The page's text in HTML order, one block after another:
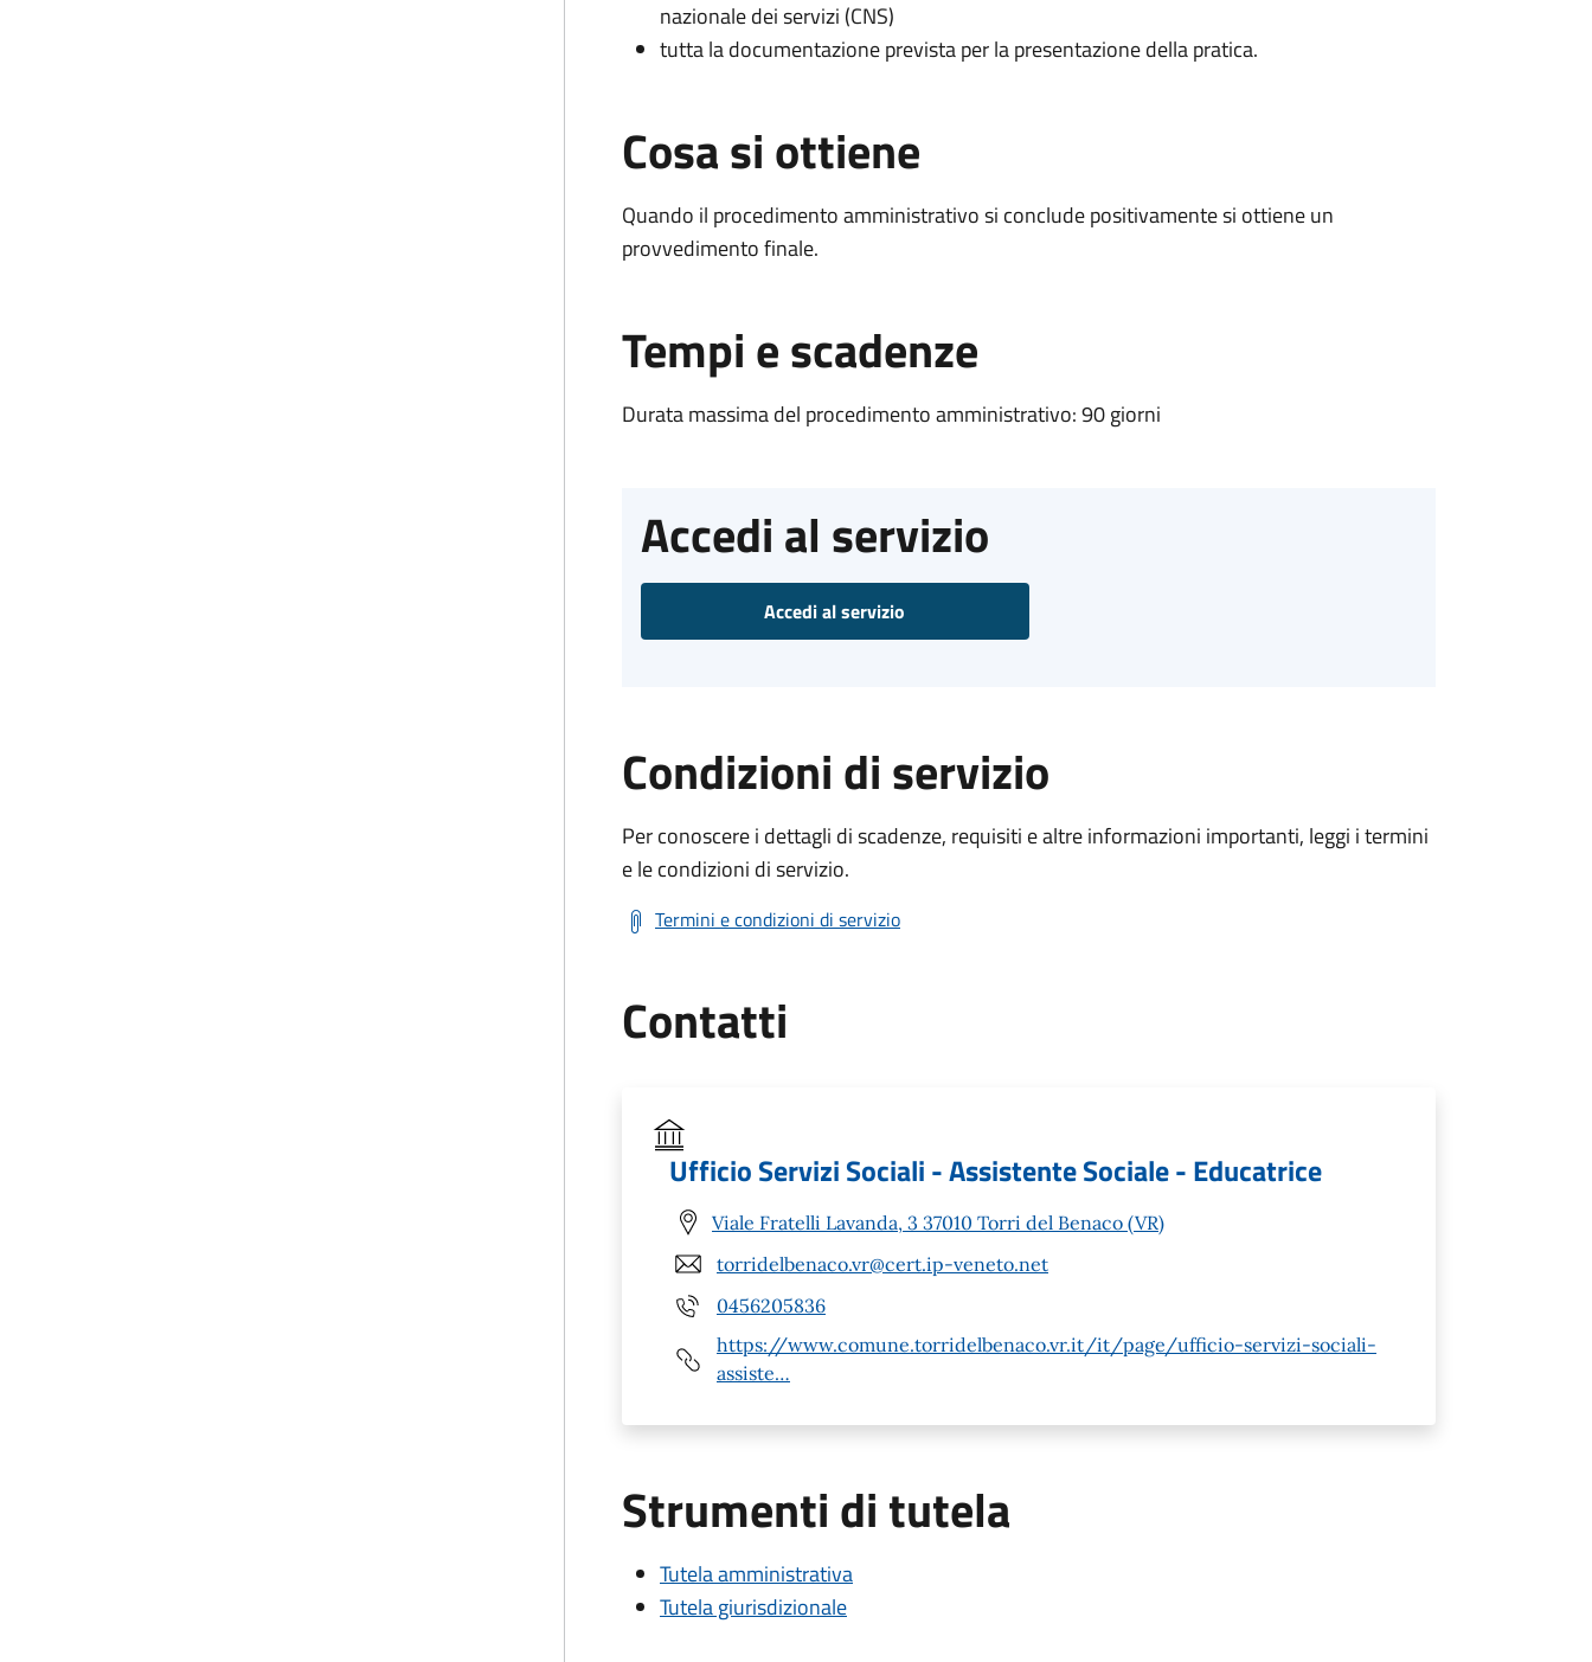
nazionale dei servizi (CNS)
tutta la documentazione prevista per la presentazione della pratica.
Cosa si ottiene
Quando il procedimento amministrativo si conclude positivamente si ottiene un
provvedimento finale.
Tempi e scadenze
Durata massima del procedimento amministrativo: 90 giorni
Accedi al servizio
Accedi al servizio
Condizioni di servizio
Per conoscere i dettagli di scadenze, requisiti e altre informazioni importanti, leggi i termini
e le condizioni di servizio.
Termini e condizioni di servizio
Contatti
Ufficio Servizi Sociali - Assistente Sociale - Educatrice
Viale Fratelli Lavanda, 3 37010 Torri del Benaco (VR)
torridelbenaco.vr@cert.ip-veneto.net
0456205836
https://www.comune.torridelbenaco.vr.it/it/page/ufficio-servizi-sociali-
assiste…
Strumenti di tutela
Tutela amministrativa
Tutela giurisdizionale